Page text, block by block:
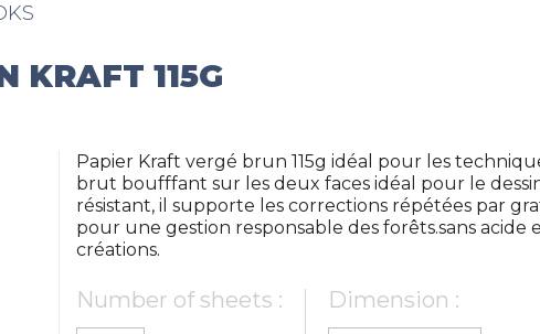
KRAFT 115G
Papier Kraft vergé brun 115g idéal pour les
brut boufffant sur les deux faces idéal pour le
résistant, il supporte les corrections répétées par
pour une gestion responsable des forêts.sans
créations.
Number of sheets : Dimension :